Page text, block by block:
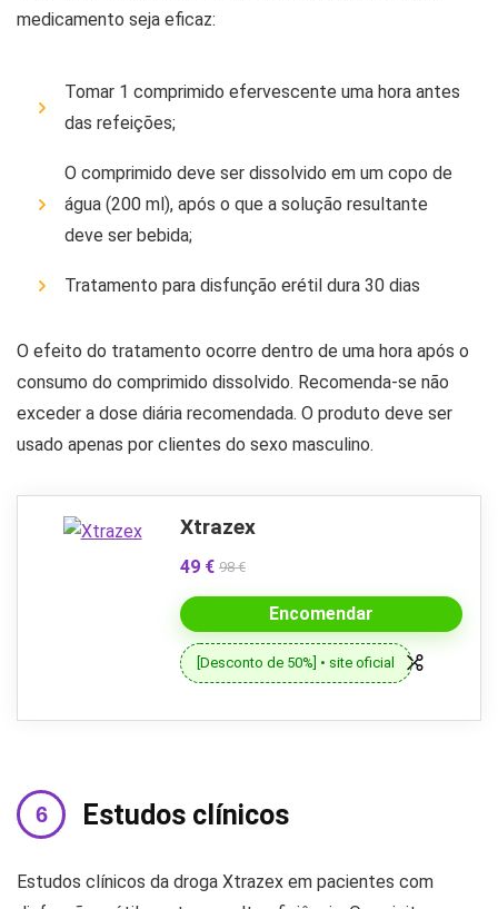
medicamento seja eficaz:
Tomar 1 comprimido efervescente uma hora antes
das refeições;
O comprimido deve ser dissolvido em um copo de
água (200 ml), após o que a solução resultante
deve ser bebida;
Tratamento para disfunção erétil dura 30 dias
O efeito do tratamento ocorre dentro de uma hora após o
consumo do comprimido dissolvido. Recomenda-se não
exceder a dose diária recomendada. O produto deve ser
usado apenas por clientes do sexo masculino.
Xtrazex
49 € 98 €
Encomendar
[Desconto de 50%] • site oficial
Estudos clínicos
Estudos clínicos da droga Xtrazex em pacientes com